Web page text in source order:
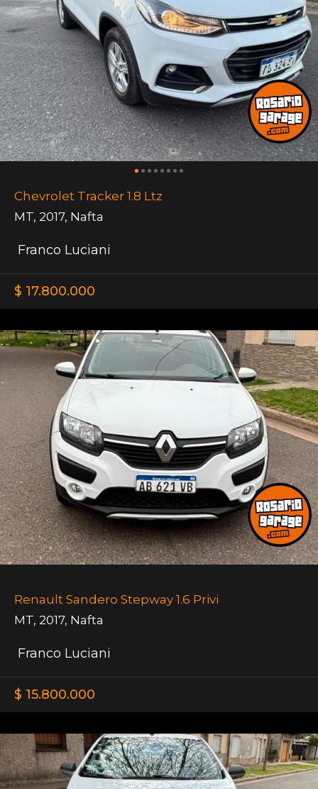
Chevrolet Tracker 1.8 Ltz
MT, 2017, Nafta
Franco Luciani
$ 17.800.000
Renault Sandero Stepway 1.6 Privi
MT, 2017, Nafta
Franco Luciani
$ 15.800.000